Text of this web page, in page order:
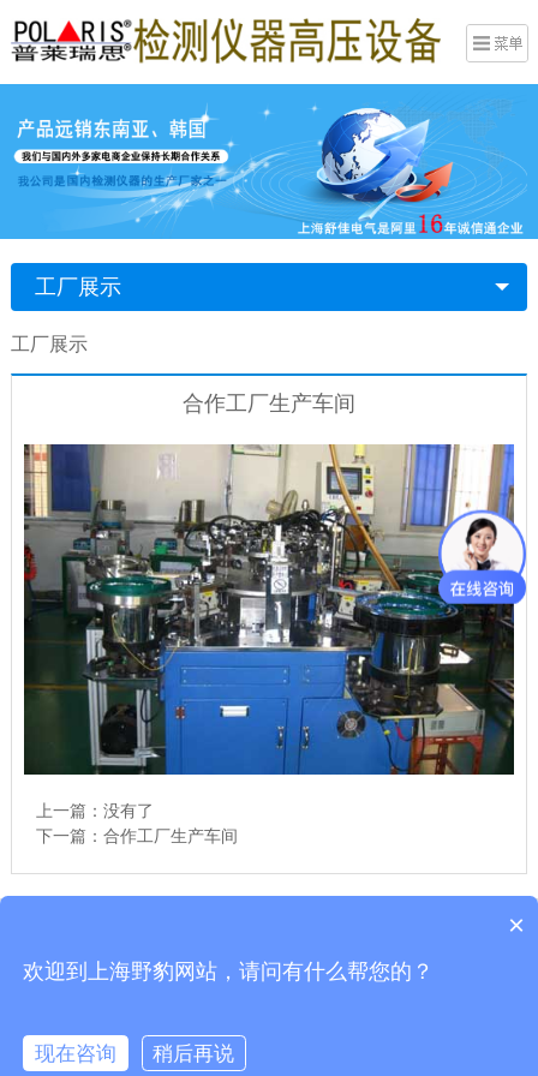
工厂展示
工厂展示
合作工厂生产车间
上一篇：没有了
下一篇： 合作工厂生产车间
沪ICP备10206185-49号
×
欢迎到上海野豹网站，请问有什么帮您的？
现在咨询
稍后再说